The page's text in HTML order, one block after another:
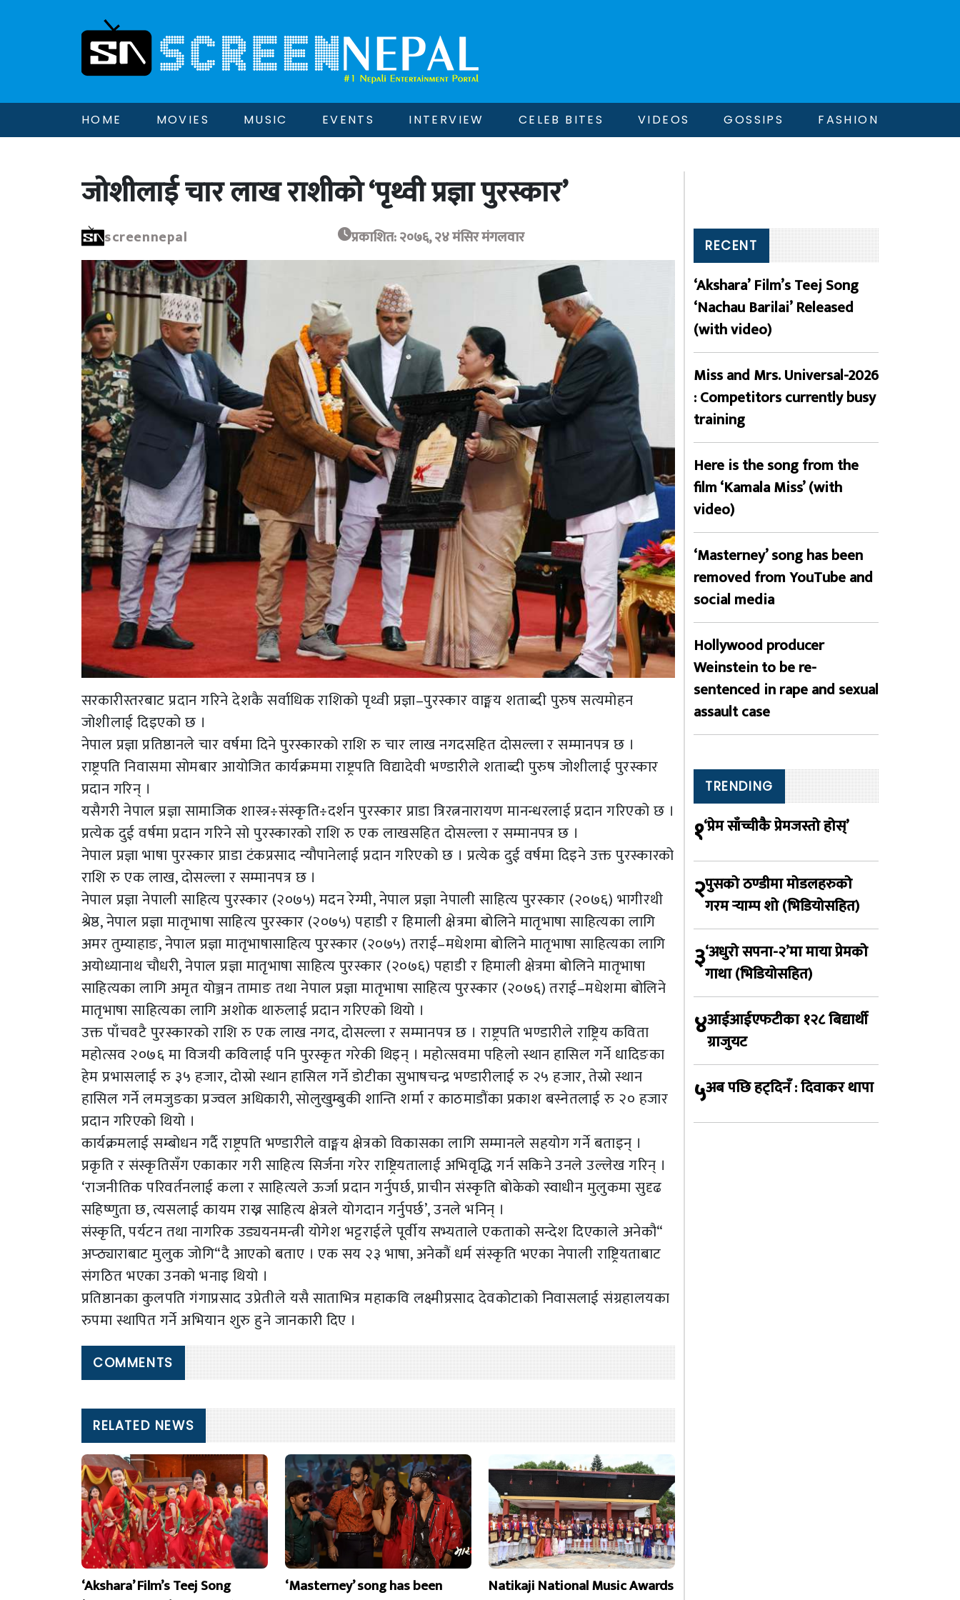
HOME MOVIES MUSIC EVENTS INTERVIEW CELEB BITES VIDEOS GOSSIPS FASHION
जोशीलाई चार लाख राशीको ‘पृथ्वी प्रज्ञा पुरस्कार’
screennepal प्रकाशित: २०७६, २४ मंसिर मंगलवार
सरकारीस्तरबाट प्रदान गरिने देशकै सर्वाधिक राशिको पृथ्वी प्रज्ञा–पुरस्कार वाङ्मय शताब्दी पुरुष सत्यमोहन
जोशीलाई दिइएको छ ।
नेपाल प्रज्ञा प्रतिष्ठानले चार वर्षमा दिने पुरस्कारको राशि रु चार लाख नगदसहित दोसल्ला र सम्मानपत्र छ ।
राष्ट्रपति निवासमा सोमबार आयोजित कार्यक्रममा राष्ट्रपति विद्यादेवी भण्डारीले शताब्दी पुरुष जोशीलाई पुरस्कार
प्रदान गरिन् ।
यसैगरी नेपाल प्रज्ञा सामाजिक शास्त्र÷संस्कृति÷दर्शन पुरस्कार प्राडा त्रिरत्ननारायण मानन्धरलाई प्रदान गरिएको छ ।
प्रत्येक दुई वर्षमा प्रदान गरिने सो पुरस्कारको राशि रु एक लाखसहित दोसल्ला र सम्मानपत्र छ ।
नेपाल प्रज्ञा भाषा पुरस्कार प्राडा टंकप्रसाद न्यौपानेलाई प्रदान गरिएको छ । प्रत्येक दुई वर्षमा दिइने उक्त पुरस्कारको
राशि रु एक लाख, दोसल्ला र सम्मानपत्र छ ।
नेपाल प्रज्ञा नेपाली साहित्य पुरस्कार (२०७५) मदन रेग्मी, नेपाल प्रज्ञा नेपाली साहित्य पुरस्कार (२०७६) भागीरथी
श्रेष्ठ, नेपाल प्रज्ञा मातृभाषा साहित्य पुरस्कार (२०७५) पहाडी र हिमाली क्षेत्रमा बोलिने मातृभाषा साहित्यका लागि
अमर तुम्याहाङ, नेपाल प्रज्ञा मातृभाषासाहित्य पुरस्कार (२०७५) तराई–मधेशमा बोलिने मातृभाषा साहित्यका लागि
अयोध्यानाथ चौधरी, नेपाल प्रज्ञा मातृभाषा साहित्य पुरस्कार (२०७६) पहाडी र हिमाली क्षेत्रमा बोलिने मातृभाषा
साहित्यका लागि अमृत योञ्जन तामाङ तथा नेपाल प्रज्ञा मातृभाषा साहित्य पुरस्कार (२०७६) तराई–मधेशमा बोलिने
मातृभाषा साहित्यका लागि अशोक थारुलाई प्रदान गरिएको थियो ।
उक्त पाँचवटै पुरस्कारको राशि रु एक लाख नगद, दोसल्ला र सम्मानपत्र छ । राष्ट्रपति भण्डारीले राष्ट्रिय कविता
महोत्सव २०७६ मा विजयी कविलाई पनि पुरस्कृत गरेकी थिइन् । महोत्सवमा पहिलो स्थान हासिल गर्ने धादिङका
हेम प्रभासलाई रु ३५ हजार, दोस्रो स्थान हासिल गर्ने डोटीका सुभाषचन्द्र भण्डारीलाई रु २५ हजार, तेस्रो स्थान
हासिल गर्ने लमजुङका प्रज्वल अधिकारी, सोलुखुम्बुकी शान्ति शर्मा र काठमाडौंका प्रकाश बस्नेतलाई रु २० हजार
प्रदान गरिएको थियो ।
कार्यक्रमलाई सम्बोधन गर्दै राष्ट्रपति भण्डारीले वाङ्मय क्षेत्रको विकासका लागि सम्मानले सहयोग गर्ने बताइन् ।
प्रकृति र संस्कृतिसँग एकाकार गरी साहित्य सिर्जना गरेर राष्ट्रियतालाई अभिवृद्धि गर्न सकिने उनले उल्लेख गरिन् ।
‘राजनीतिक परिवर्तनलाई कला र साहित्यले ऊर्जा प्रदान गर्नुपर्छ, प्राचीन संस्कृति बोकेको स्वाधीन मुलुकमा सुदृढ
सहिष्णुता छ, त्यसलाई कायम राख्न साहित्य क्षेत्रले योगदान गर्नुपर्छ’, उनले भनिन् ।
संस्कृति, पर्यटन तथा नागरिक उड्ययनमन्त्री योगेश भट्टराईले पूर्वीय सभ्यताले एकताको सन्देश दिएकाले अनेकौ“
अप्ठ्याराबाट मुलुक जोगि“दै आएको बताए । एक सय २३ भाषा, अनेकौं धर्म संस्कृति भएका नेपाली राष्ट्रियताबाट
संगठित भएका उनको भनाइ थियो ।
प्रतिष्ठानका कुलपति गंगाप्रसाद उप्रेतीले यसै साताभित्र महाकवि लक्ष्मीप्रसाद देवकोटाको निवासलाई संग्रहालयका
रुपमा स्थापित गर्ने अभियान शुरु हुने जानकारी दिए ।
COMMENTS
RELATED NEWS
‘Akshara’ Film’s Teej Song
‘Masterney’ song has been
Natikaji National Music Awards
RECENT
‘Akshara’ Film’s Teej Song
‘Nachau Barilai’ Released
(with video)
Miss and Mrs. Universal-2026
: Competitors currently busy
training
Here is the song from the
film ‘Kamala Miss’ (with
video)
‘Masterney’ song has been
removed from YouTube and
social media
Hollywood producer
Weinstein to be re-
sentenced in rape and sexual
assault case
TRENDING
१‘प्रेम साँच्चीकै प्रेमजस्तो होस्’
२पुसको ठण्डीमा मोडलहरुको
गरम र्‍याम्प शो (भिडियोसहित)
३‘अधुरो सपना-२’मा माया प्रेमको
गाथा (भिडियोसहित)
४आईआईएफटीका १२८ बिद्यार्थी
ग्राजुयट
५अब पछि हट्दिनँ : दिवाकर थापा